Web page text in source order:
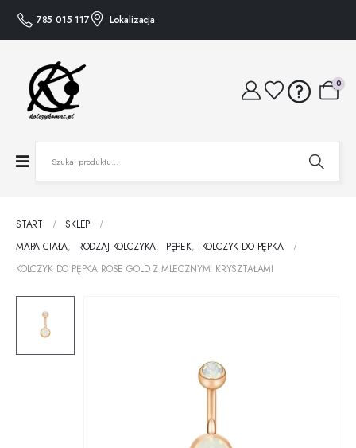
785 015 117 Lokalizacja
0
START
SKLEP
MAPA CIAŁA, RODZAJ KOLCZYKA, PĘPEK,
KOLCZYK DO PĘPKA
KOLCZYK DO PĘPKA ROSE GOLD Z MLECZNYMI KRYSZTAŁAMI